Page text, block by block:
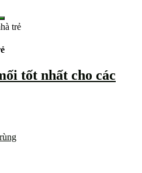
trẻ
tốt nhất cho các